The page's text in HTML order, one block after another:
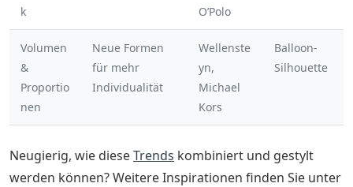
k
O’Polo
Volumen
&
Proportio
nen
Neue Formen
für mehr
Individualität
Wellenste
yn,
Michael
Kors
Balloon-
Silhouette
Neugierig, wie dieseTrends kombiniert und gestylt
werden können? Weitere Inspirationen finden Sie unter